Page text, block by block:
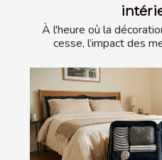
À l'heure où la
cesse, l’impact des